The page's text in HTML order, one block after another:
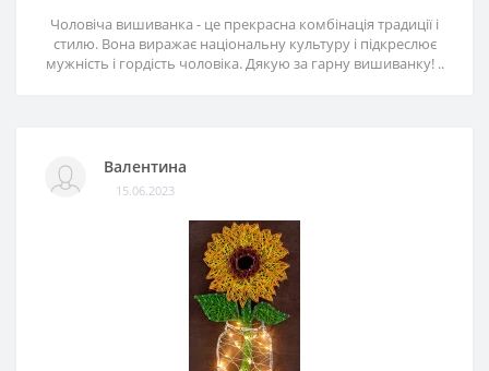
Чоловіча вишиванка - це прекрасна комбінація традиції і
стилю. Вона виражає національну культуру і підкреслює
мужність і гордість чоловіка. Дякую за гарну вишиванку! ..
Валентина
15.06.2023